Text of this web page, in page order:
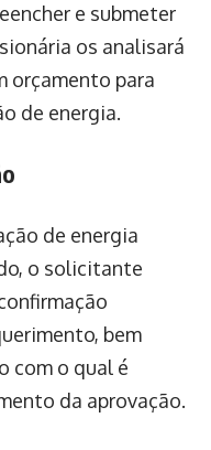
e submeter
os analisará
orçamento para
de energia.
de energia
o solicitante
bem
com o qual é
da aprovação.